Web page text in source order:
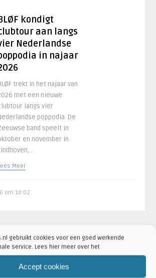
gebruikt cookies voor een goed werkende
service. Lees hier meer over het
Accept cookies
kondigt
aan langs
Nederlandse
in najaar
trekt in het najaar van
met een nieuwe
langs vier
poppodia. De
band speelt in
en november in
..
Meer
om 10:02
met
naar AFAS Live